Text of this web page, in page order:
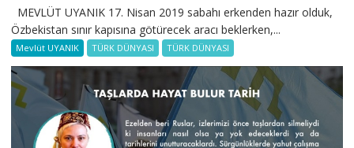
MEVLÜT UYANIK 17. Nisan 2019 sabahı erkenden hazır olduk,
Özbekistan sınır kapısına götürecek aracı beklerken,...
Mevlüt UYANIK TÜRK DÜNYASI TÜRK DÜNYASI